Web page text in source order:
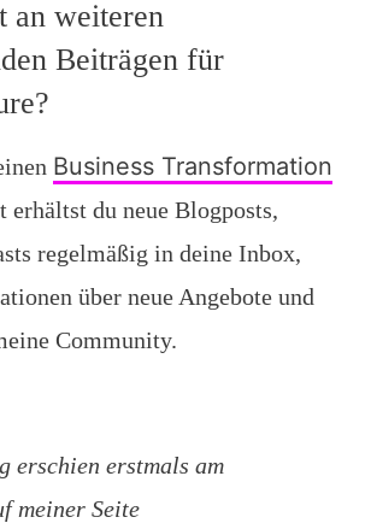
an weiteren
Beiträgen für
Business Transformation
erhältst du neue Blogposts,
regelmäßig in deine Inbox,
über neue Angebote und
Community.
erschien erstmals am
meiner Seite